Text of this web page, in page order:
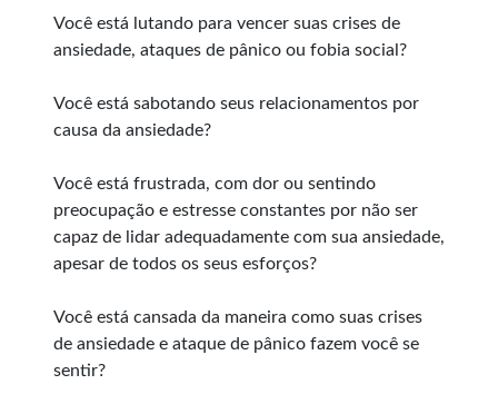
Você está lutando para vencer suas crises de
ansiedade, ataques de pânico ou fobia social?
Você está sabotando seus relacionamentos por
causa da ansiedade?
Você está frustrada, com dor ou sentindo
preocupação e estresse constantes por não ser
capaz de lidar adequadamente com sua ansiedade,
apesar de todos os seus esforços?
Você está cansada da maneira como suas crises
de ansiedade e ataque de pânico fazem você se
sentir?